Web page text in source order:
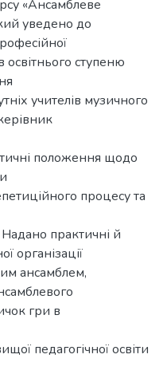
«Ансамблеве
уведено до
освітнього ступеню
учителів музичного
положення щодо
процесу та
практичні й
організації
ансамблем,
гри в
педагогічної освіти